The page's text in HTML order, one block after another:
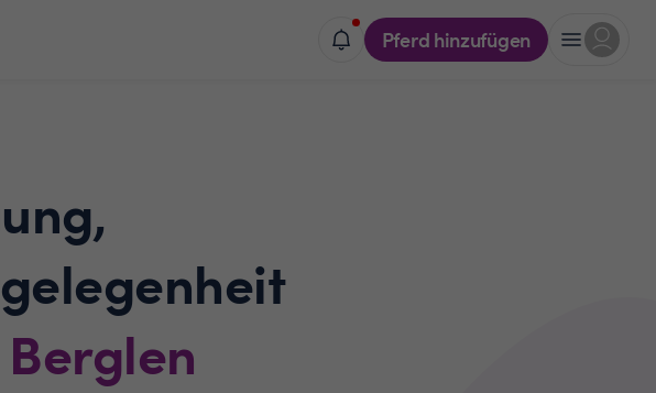
Pferd hinzufügen
Berglen